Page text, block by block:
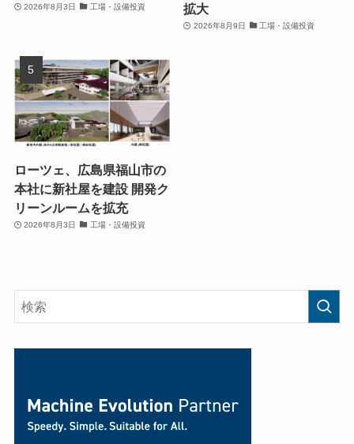
2026年8月3日 工場・設備投資
拡大
2026年8月9日 工場・設備投資
ローツェ、広島県福山市の
本社に新社屋を建設 開発ク
リーンルームを拡充
2026年8月3日 工場・設備投資